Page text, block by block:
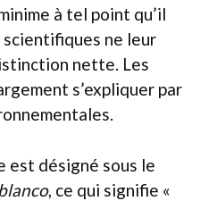
à tel point qu’il
ne leur
nette. Les
s’expliquer par
est désigné sous le
, ce qui signifie «